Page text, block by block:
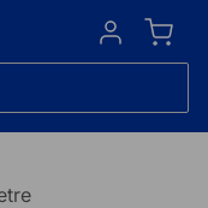
Sign in